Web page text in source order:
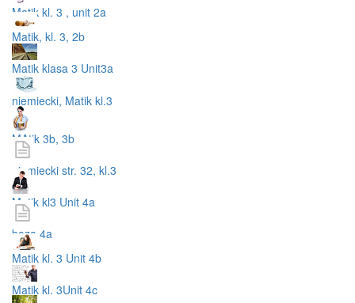
Matik kl. 3 , unit 2a
Matik, kl. 3, 2b
Matik klasa 3 Unit3a
niemiecki, Matik kl.3
MAtik 3b, 3b
niemiecki str. 32, kl.3
Matik kl3 Unit 4a
baza 4a
Matik kl. 3 Unit 4b
Matik kl. 3Unit 4c